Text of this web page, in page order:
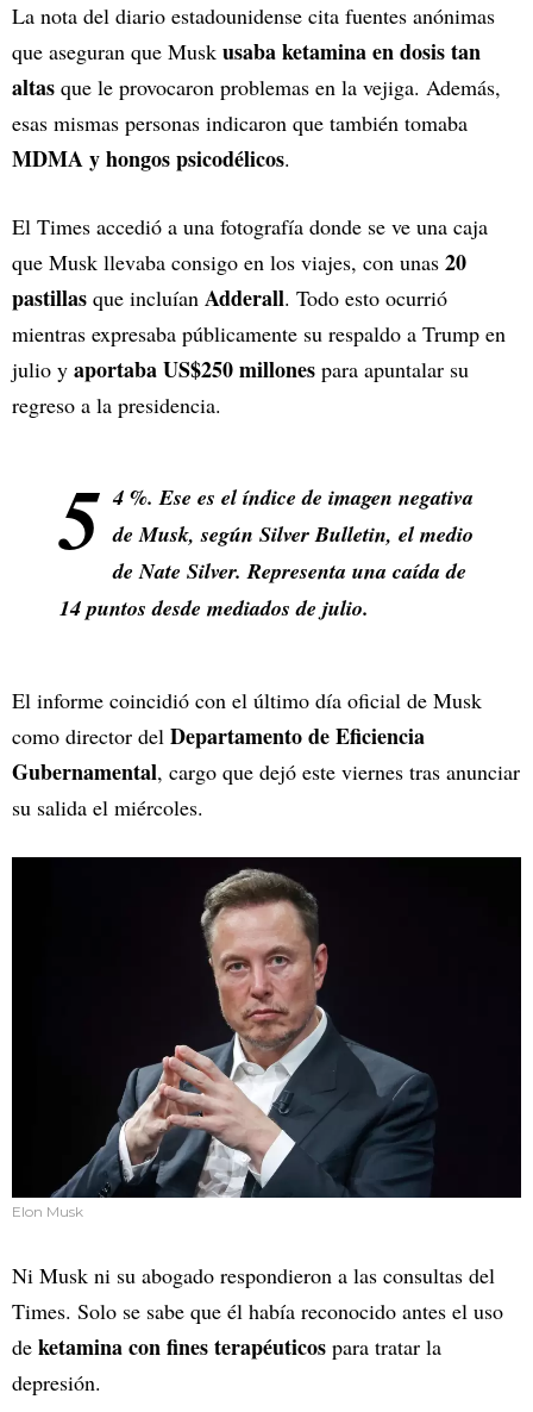
La nota del diario estadounidense cita fuentes anónimas
que aseguran que Musk usaba ketamina en dosis tan
altas que le provocaron problemas en la vejiga. Además,
esas mismas personas indicaron que también tomaba
MDMA y hongos psicodélicos.
El Times accedió a una fotografía donde se ve una caja
que Musk llevaba consigo en los viajes, con unas 20
pastillas que incluían Adderall. Todo esto ocurrió
mientras expresaba públicamente su respaldo a Trump en
julio y aportaba US$250 millones para apuntalar su
regreso a la presidencia.
5 4 %. Ese es el índice de imagen negativa
de Musk, según Silver Bulletin, el medio
de Nate Silver. Representa una caída de
14 puntos desde mediados de julio.
El informe coincidió con el último día oficial de Musk
como director del Departamento de Eficiencia
Gubernamental, cargo que dejó este viernes tras anunciar
su salida el miércoles.
Elon Musk
Ni Musk ni su abogado respondieron a las consultas del
Times. Solo se sabe que él había reconocido antes el uso
de ketamina con fines terapéuticos para tratar la
depresión.